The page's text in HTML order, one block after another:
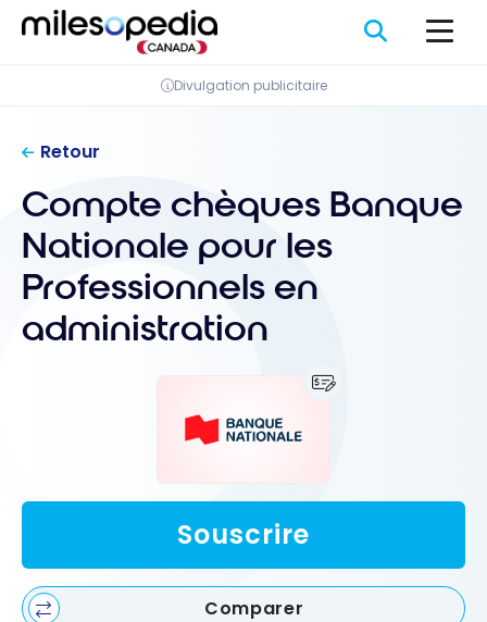
Panneau de gestion des cookies
Passer
Divulgation publicitaire
Retour
Compte chèques Banque
Nationale pour les
Professionnels en
administration
Souscrire
Comparer